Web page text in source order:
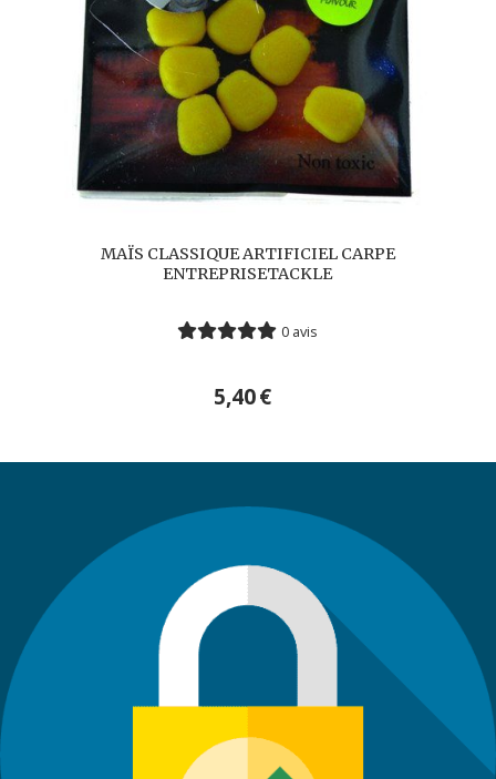
MAÏS CLASSIQUE ARTIFICIEL CARPE
ENTREPRISETACKLE
0 avis
5,40€